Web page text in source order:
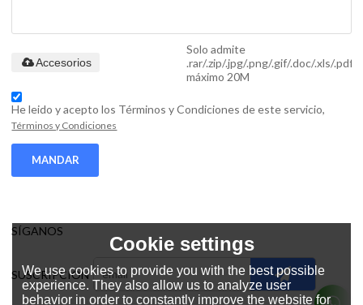
Solo admite
.rar/.zip/.jpg/.png/.gif/.doc/.xls/.pdf,
máximo 20M
Accesorios
He leido y acepto los Términos y Condiciones de este servicio,
Términos y Condiciones
MANDAR
SÍGANOS
SUSCRIPCIÓN
Cookie settings
We use cookies to provide you with the best possible
experience. They also allow us to analyze user
behavior in order to constantly improve the website for